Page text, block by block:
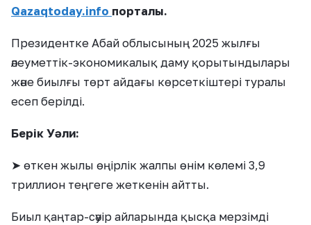
Qazaqtoday.info порталы.
Президентке Абай облысының 2025 жылғы
әлеуметтік-экономикалық даму қорытындылары
және биылғы төрт айдағы көрсеткіштері туралы
есеп берілді.
Берік Уәли:
➤ өткен жылы өңірлік жалпы өнім көлемі 3,9
триллион теңгеге жеткенін айтты.
Биыл қаңтар-сәуір айларында қысқа мерзімді